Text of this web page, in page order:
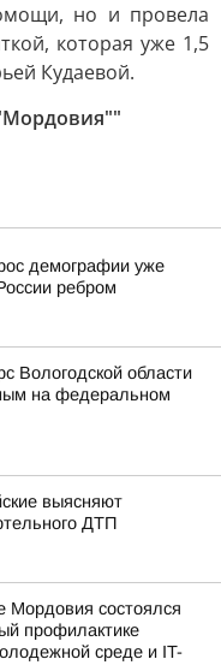
но и провела
которая уже 1,5
Кудаевой.
демографии уже
ребром
Вологодской области
на федеральном
выясняют
ДТП
Мордовия состоялся
профилактике
среде и IT-